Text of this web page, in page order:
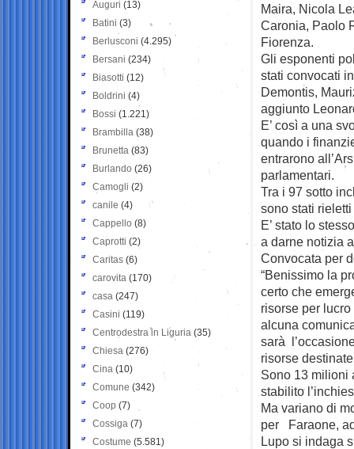
Maira, Nicola
Caronia, Paolo
Fiorenza.
Gli esponenti
stati convocati
Demontis,
aggiunto
E’ così a una
quando i
entrarono
parlamentari.
Tra i 97 sotto
sono stati
E’ stato lo
a darne notizia
Convocata per
“Benissimo la
certo che
risorse per
alcuna
sarà
risorse
Sono 13 milioni
stabilito
Ma variano di
per Faraone,
Lupo si indaga
Auguri (13)
Batini (3)
Berlusconi (4.295)
Bersani (234)
Biasotti (12)
Boldrini (4)
Bossi (1.221)
Brambilla (38)
Brunetta (83)
Burlando (26)
Camogli (2)
canile (4)
Cappello (8)
Caprotti (2)
Caritas (6)
carovita (170)
casa (247)
Casini (119)
Centrodestra in Liguria (35)
Chiesa (276)
Cina (10)
Comune (342)
Coop (7)
Cossiga (7)
Costume (5.581)